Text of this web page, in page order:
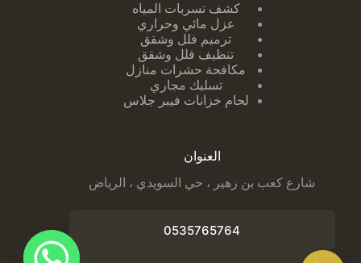
كشف تسربات ا لمياه
عزل مائي وحراري
ترميم فلل وشقق
تنظيف فلل وشقق
مكافحة حشرات منازل
تسليك مجاري
لحام خزانات فيبر جلاس
العنوان
شارع كعب بن زهير ، حي السويدي ، الرياض
0535765764